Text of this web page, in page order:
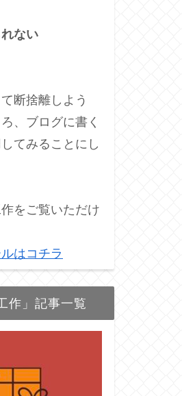
ない
断捨離しよう
、ブログに書く
てみることにし
をご覧いただけ
はコチラ
作」記事一覧